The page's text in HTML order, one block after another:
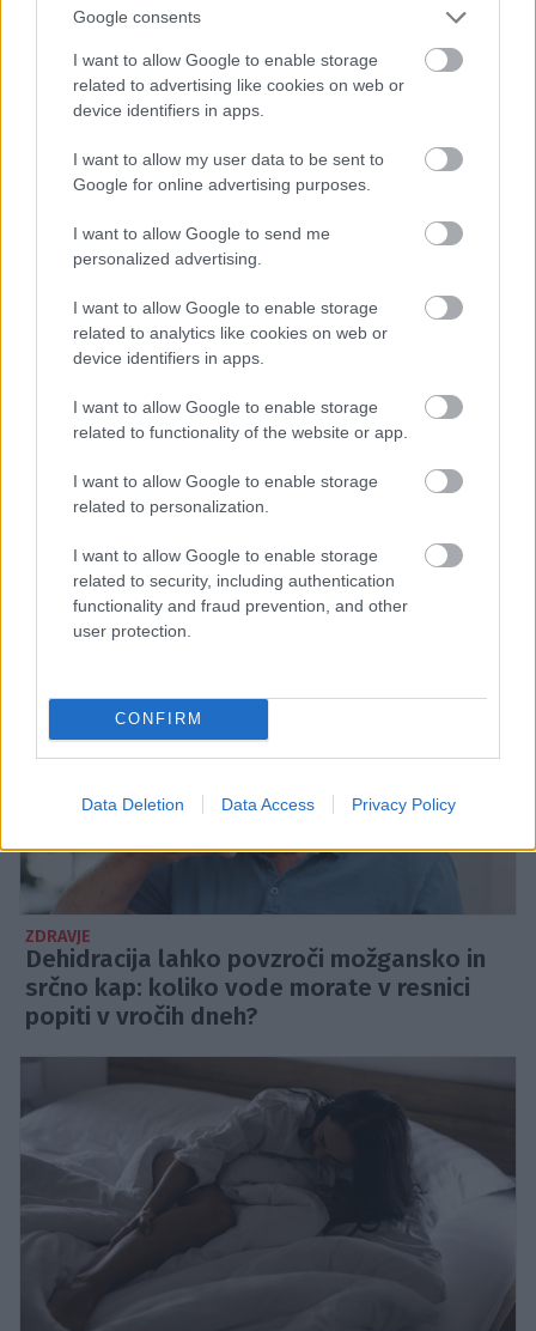
Google consents
I want to allow Google to enable storage
related to advertising like cookies on web or
device identifiers in apps.
I want to allow my user data to be sent to
Google for online advertising purposes.
I want to allow Google to send me
personalized advertising.
I want to allow Google to enable storage
related to analytics like cookies on web or
device identifiers in apps.
I want to allow Google to enable storage
related to functionality of the website or app.
I want to allow Google to enable storage
related to personalization.
I want to allow Google to enable storage
related to security, including authentication
functionality and fraud prevention, and other
user protection.
CONFIRM
Data Deletion Data Access Privacy Policy
sestavino: dobili boste pravo specialiteto
s popolnoma drugačnim okusom
Ta srbska solata velja za eno najbolj
priljubljenih na svetu: dietetičarka razkriva
originalni recept in koristi za zdravje
ZDRAVJE
ZDRAVJE
Dehidracija lahko povzroči možgansko in
srčno kap: koliko vode morate v resnici
popiti v vročih dneh?